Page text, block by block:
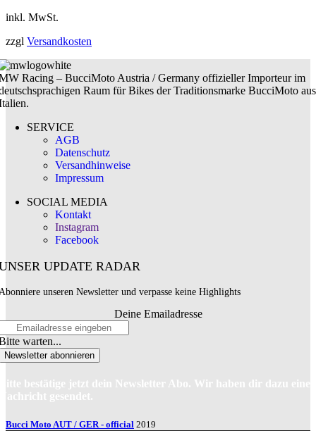
inkl. MwSt.
zzgl Versandkosten
Racing – BucciMoto Austria / Germany offizieller Importeur im
Raum für Bikes der Traditionsmarke BucciMoto aus
SERVICE
AGB
Datenschutz
Versandhinweise
Impressum
SOCIAL MEDIA
Kontakt
Instagram
Facebook
UPDATE RADAR
unseren Newsletter und verpasse keine Highlights
Deine Emailadresse
warten...
Newsletter abonnieren
bestätige jetzt dein Newsletter Abo. Wir haben dir dazu eine
gesendet.
Bucci Moto AUT / GER - official 2019